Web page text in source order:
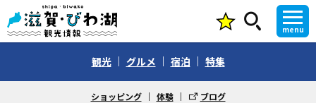
menu
観光 グルメ 宿泊 特集
ショッピング 体験 ブログ